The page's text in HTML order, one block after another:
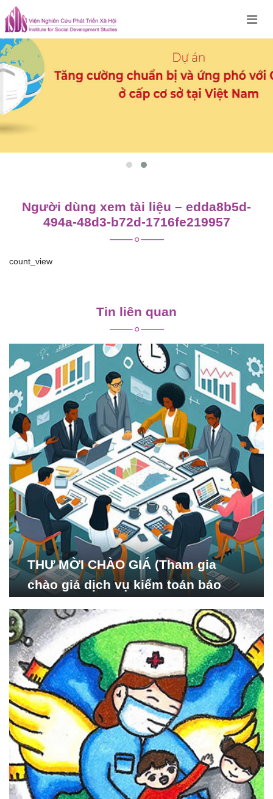
Skip
to
content
Người dùng xem tài liệu – edda8b5d-
494a-48d3-b72d-1716fe219957
count_view
viết
Tin liên quan
THƯ MỜI CHÀO GIÁ (Tham gia
chào giá dịch vụ kiểm toán báo
Nghiên cứu Phát triển Xã
hội_ISDS)